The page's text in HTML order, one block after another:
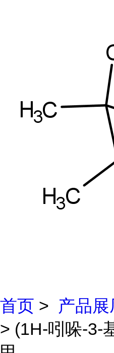
首页 > 产品展
> (1H-吲哚-3-